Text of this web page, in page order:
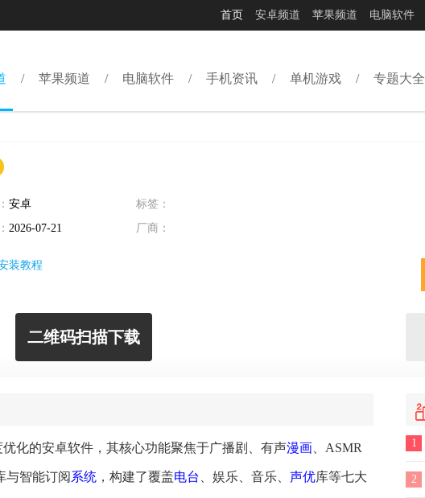
首页 安卓频道 苹果频道 电脑软件
苹果频道 电脑软件 手机资讯 单机游戏 专题大全
安卓
标签：
2026-07-21 厂商：
装教程
二维码扫描下载
化的安卓软件，其核心功能聚焦于广播剧、有声漫画 、ASMR
与智能订阅系统 ，构建了覆盖电台 、娱乐、音乐、 声优库等七大
1
2